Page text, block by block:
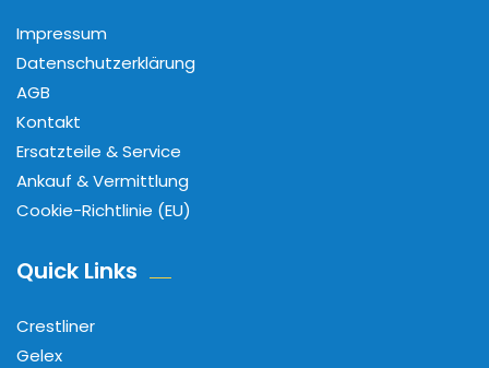
Impressum
Datenschutzerklärung
AGB
Kontakt
Ersatzteile & Service
Ankauf & Vermittlung
Cookie-Richtlinie (EU)
Quick Links
Crestliner
Gelex